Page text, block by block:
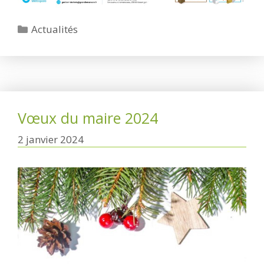
Catégories
Actualités
Vœux du maire 2024
2 janvier 2024